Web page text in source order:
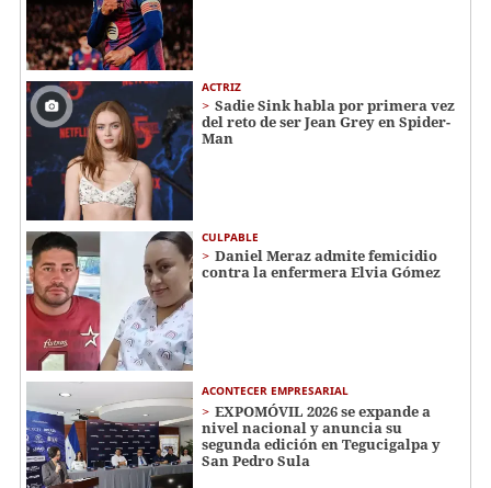
ACTRIZ
Sadie Sink habla por primera vez
del reto de ser Jean Grey en Spider-
Man
CULPABLE
Daniel Meraz admite femicidio
contra la enfermera Elvia Gómez
ACONTECER EMPRESARIAL
EXPOMÓVIL 2026 se expande a
nivel nacional y anuncia su
segunda edición en Tegucigalpa y
San Pedro Sula